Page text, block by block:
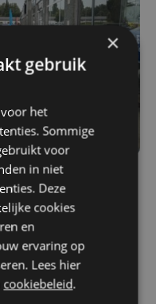
tegen
×
gebruik
het
Sommige
voor
in niet
Deze
cookies
en
ervaring op
Lees hier
cookiebeleid.